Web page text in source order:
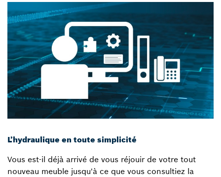
L’hydraulique en toute simplicité
Vous est-il déjà arrivé de vous réjouir de votre tout
nouveau meuble jusqu'à ce que vous consultiez la